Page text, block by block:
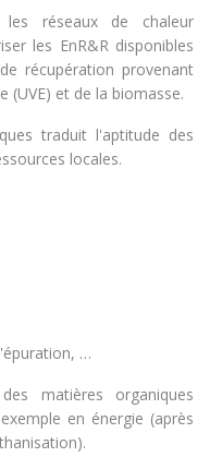
réseaux de chaleur
les EnR&R disponibles
récupération provenant
(UVE) et de la biomasse.
traduit l'aptitude des
locales.
…
matières organiques
en énergie (après